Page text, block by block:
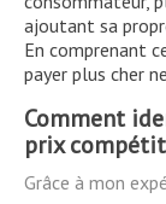
ajoutant sa
En comprenant
payer plus cher
Comment
prix
Grâce à mon